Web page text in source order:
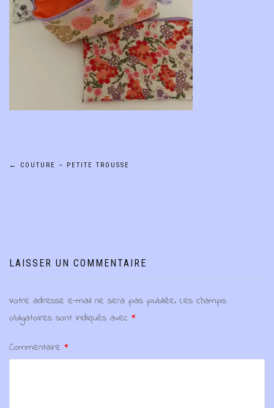
Navigation
← COUTURE – PETITE TROUSSE
LAISSER UN COMMENTAIRE
Votre adresse e-mail ne sera pas publiée. Les champs
obligatoires sont indiqués avec *
Commentaire *